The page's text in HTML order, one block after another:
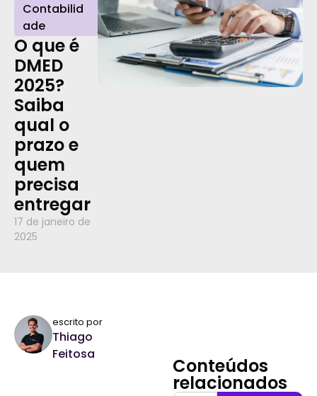
Contabilid
ade
O que é
DMED
2025?
Saiba
qual o
prazo e
quem
precisa
entregar
17 de janeiro de
2025
escrito por
Thiago
Feitosa
Conteúdos
relacionados